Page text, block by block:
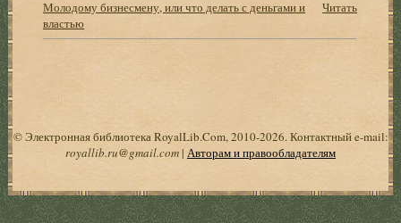
Молодому бизнесмену, или что делать с деньгами и
властью
Читать
© Электронная библиотека RoyalLib.Com, 2010-2026. Контактный e-mail:
royallib.ru@gmail.com| Авторам и правообладателям